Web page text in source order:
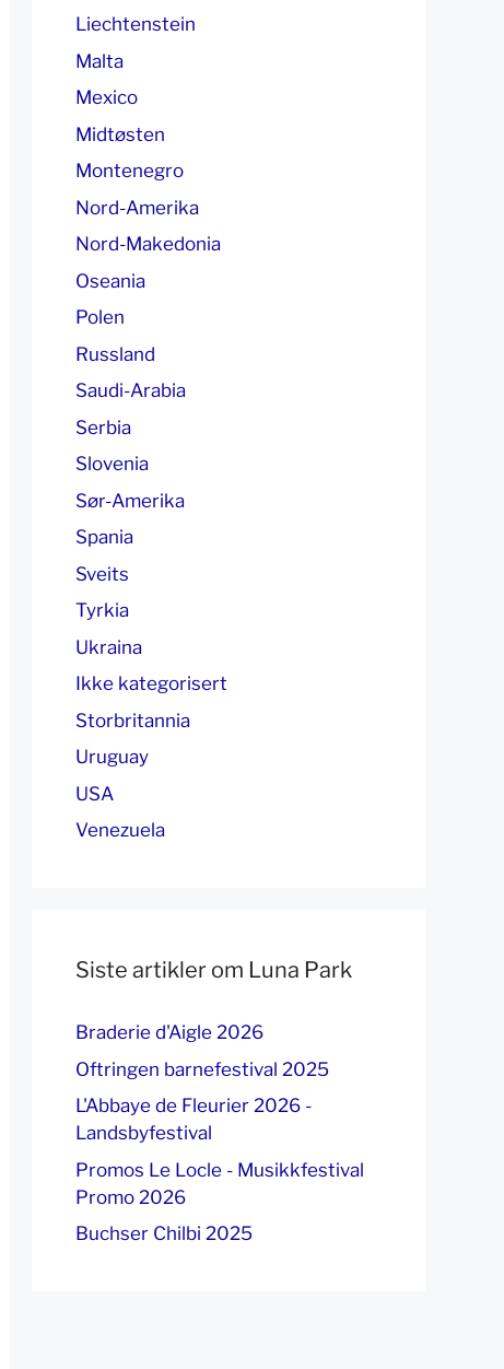
Liechtenstein
Malta
Mexico
Midtøsten
Montenegro
Nord-Amerika
Nord-Makedonia
Oseania
Polen
Russland
Saudi-Arabia
Serbia
Slovenia
Sør-Amerika
Spania
Sveits
Tyrkia
Ukraina
Ikke kategorisert
Storbritannia
Uruguay
USA
Venezuela
Siste artikler om Luna Park
Braderie d'Aigle 2026
Oftringen barnefestival 2025
L'Abbaye de Fleurier 2026 -
Landsbyfestival
Promos Le Locle - Musikkfestival
Promo 2026
Buchser Chilbi 2025